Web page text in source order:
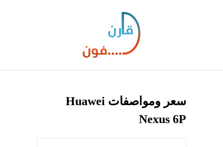
سعر ومواصفات Huawei
Nexus 6P